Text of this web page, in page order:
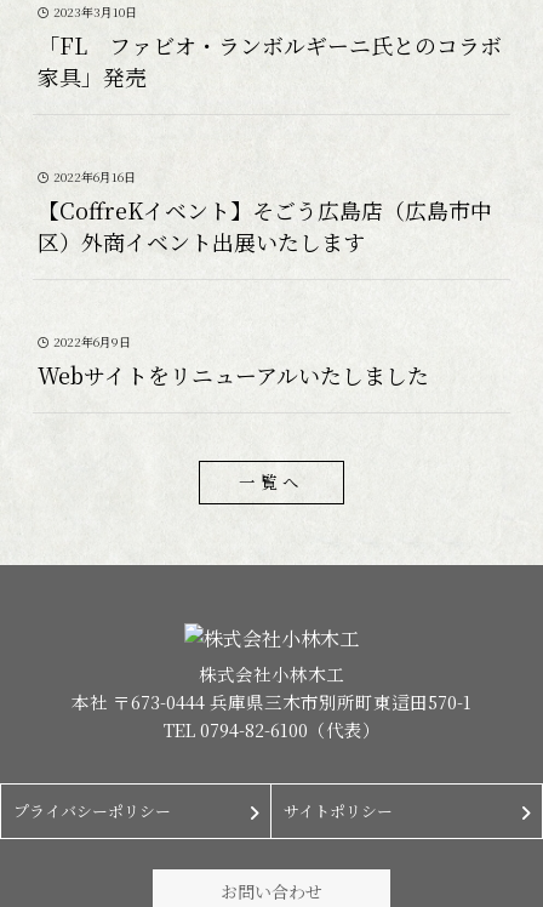
2023年3月10日
「FL ファビオ・ランボルギーニ氏とのコラボ
家具」発売
2022年6月16日
【CoffreKイベント】そごう広島店（広島市中
区）外商イベント出展いたします
2022年6月9日
Webサイトをリニューアルいたしました
一覧へ
株式会社小林木工
本社 〒673-0444 兵庫県三木市別所町東這田570-1
TEL0794-82-6100 （代表）
プライバシーポリシー サイトポリシー
お問い合わせ